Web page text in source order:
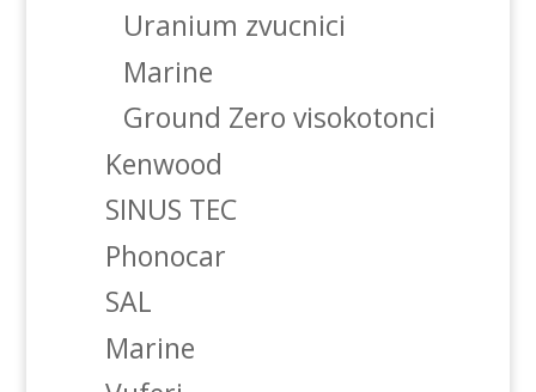
Uranium zvucnici
Marine
Ground Zero visokotonci
Kenwood
SINUS TEC
Phonocar
SAL
Marine